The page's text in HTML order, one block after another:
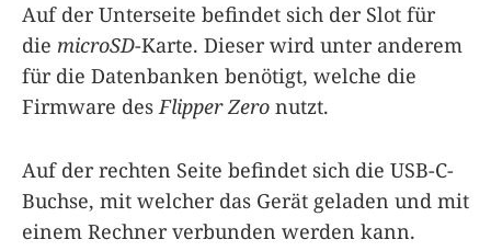
Auf der Unterseite befindet sich der Slot für
die microSD-Karte. Dieser wird unter anderem
für die Datenbanken benötigt, welche die
Firmware desFlipper Zero nutzt.
Auf der rechten Seite befindet sich die USB-C-
Buchse, mit welcher das Gerät geladen und mit
einem Rechner verbunden werden kann.